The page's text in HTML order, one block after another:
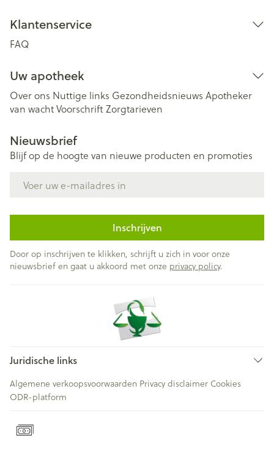
Klantenservice
FAQ
Uw apotheek
Over ons Nuttige links Gezondheidsnieuws Apotheker
van wachtVoorschriftZorgtarieven
Nieuwsbrief
Blijf op de hoogte van nieuwe producten en promoties
Inschrijven
Door op inschrijven te klikken, schrijft u zich in voor onze
nieuwsbrief en gaat u akkoord met onze privacy policy.
Juridische links
Algemene verkoopsvoorwaarden Privacy disclaimer Cookies
ODR-platform